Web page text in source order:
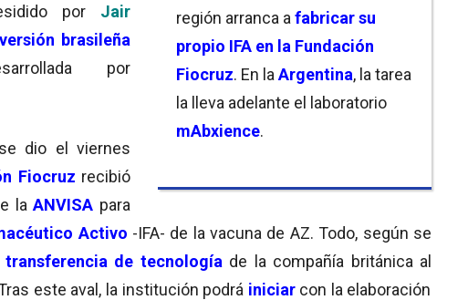
región arranca a fabricar su
propio IFA en la Fundación
Fiocruz. En la Argentina, la tarea
la lleva adelante el laboratorio
mAbxience.
porJair
brasileña
por
dio el viernes
Fiocruz recibió
laANVISA para
Activo -IFA- de la vacuna de AZ. Todo, según se
transferencia de tecnología de la compañía británica al
este aval, la institución podrá iniciarcon la elaboración